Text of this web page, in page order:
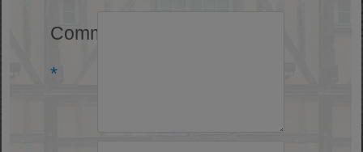
Commentaire
*